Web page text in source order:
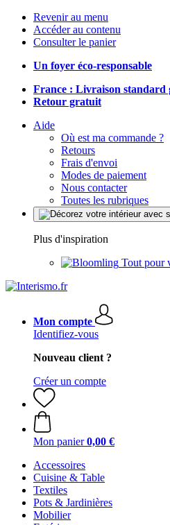
Revenir au menu
Accéder au contenu
Consulter le panier
Un foyer éco-responsable
France : Livraison standard
Retour gratuit
Aide
Où est ma commande ?
Retours
Frais d'envoi
Modes de paiement
Nous contacter
Toutes les rubriques
Plus d'inspiration
Tout pour
Mon compte
Identifiez-vous
Nouveau client ?
Créer un compte
Mon panier 0,00 €
Accessoires
Cuisine & Table
Textiles
Pots & Jardinières
Mobilier